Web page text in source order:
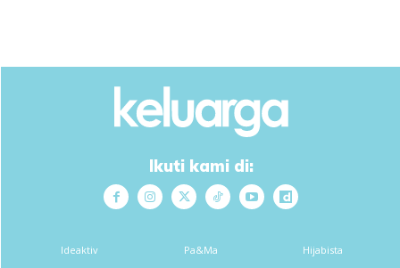
Ikuti kami di:
Ideaktiv Pa&Ma Hijabista